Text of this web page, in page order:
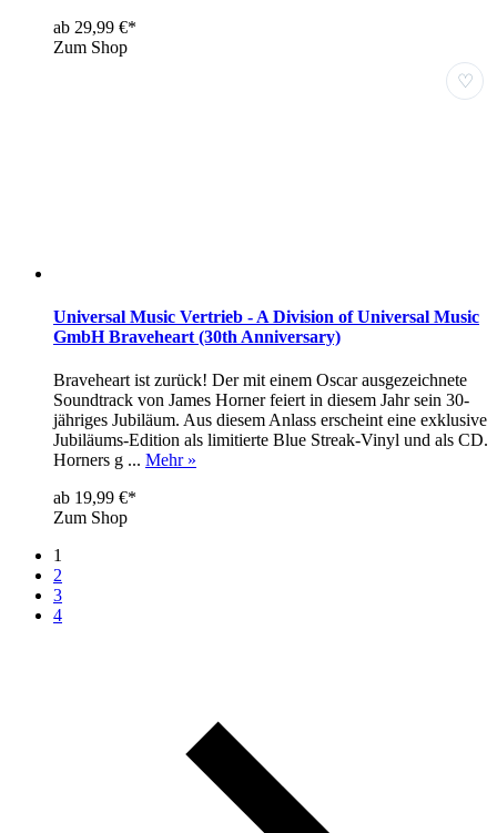
ab 29,99 €*
Zum Shop
♡
Universal Music Vertrieb - A Division of Universal Music
GmbH Braveheart (30th Anniversary)
Braveheart ist zurück! Der mit einem Oscar ausgezeichnete
Soundtrack von James Horner feiert in diesem Jahr sein 30-
jähriges Jubiläum. Aus diesem Anlass erscheint eine exklusive
Jubiläums-Edition als limitierte Blue Streak-Vinyl und als CD.
Horners g ... Mehr »
ab 19,99 €*
Zum Shop
1
2
3
4